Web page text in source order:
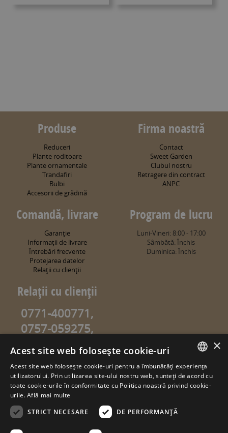
Produse
Reduceri
Plante roditoare
Plante ornamentale
Trandafiri
Bulbi
Accesorii de grădină
Firma noastră
Contact
Sweet Garden
Clubul nostru
Retragere din contract
ANPC
Comandă, livrare
Garanţie
Informaţii de livrare
Întrebări frecvente
Protejarea datelor
Relaţii cu clienţii
Program de lucru
Luni-Vineri: 8:00 - 17:00
Sâmbătă: Închis
Duminica: Închis
Relaţii cu clienţii
0771-400771,
0757-059275,
0757-059274
info@sweetgarden.ro
© copyright 2026. sweetgarden.ro
Toate drepturile rezervate. Reproducerea integrală sau parţială a
textelor sau a ilustraţiilor din orice pagină a site-ului
www.sweetgarden.ro este posibilă numai cu acordul prealabil
ROMANIAN
HUNGARIAN
×
Acest site web folosește cookie-uri
Acest site web folosește cookie-uri pentru a îmbunătăți experiența
utilizatorului. Prin utilizarea site-ului nostru web, sunteți de acord cu
toate cookie-urile în conformitate cu Politica noastră privind cookie-
urile.Află mai multe
STRICT NECESARE
DE PERFORMANȚĂ